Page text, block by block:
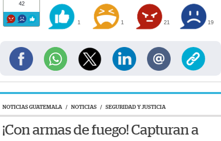
42
1 1 21 19
NOTICIAS GUATEMALA / NOTICIAS / SEGURIDAD Y JUSTICIA
¡Con armas de fuego! Capturan a